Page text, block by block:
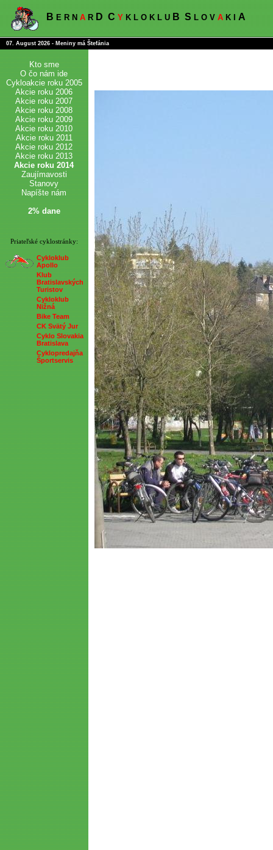
B E R N A R D C Y K L O K L U B S L O V A K I A
07. August 2026 - Meniny má Štefánia
Kto sme
O čo nám ide
Cykloakcie roku 2005
Akcie roku 2006
Akcie roku 2007
Akcie roku 2008
Akcie roku 2009
Akcie roku 2010
Akcie roku 2011
Akcie roku 2012
Akcie roku 2013
Akcie roku 2014
Zaujímavosti
Stanovy
Napíšte nám
2% dane
Priateľské cyklostránky:
Cykloklub
Apollo
Klub
Bratislavských
Turistov
Cykloklub
Nižná
Bike Team
CK Svätý Jur
Cyklo Slovakia
Bratislava
Cyklopredajňa
Športservis